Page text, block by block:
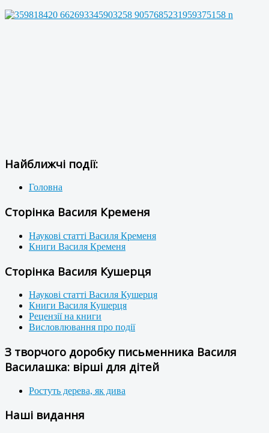
Найближчі події:
Головна
Сторінка Василя Кременя
Наукові статті Василя Кременя
Книги Василя Кременя
Сторінка Василя Кушерця
Наукові статті Василя Кушерця
Книги Василя Кушерця
Рецензії на книги
Висловлювання про події
З творчого доробку письменника Василя
Василашка: вірші для дітей
Ростуть дерева, як дива
Наші видання